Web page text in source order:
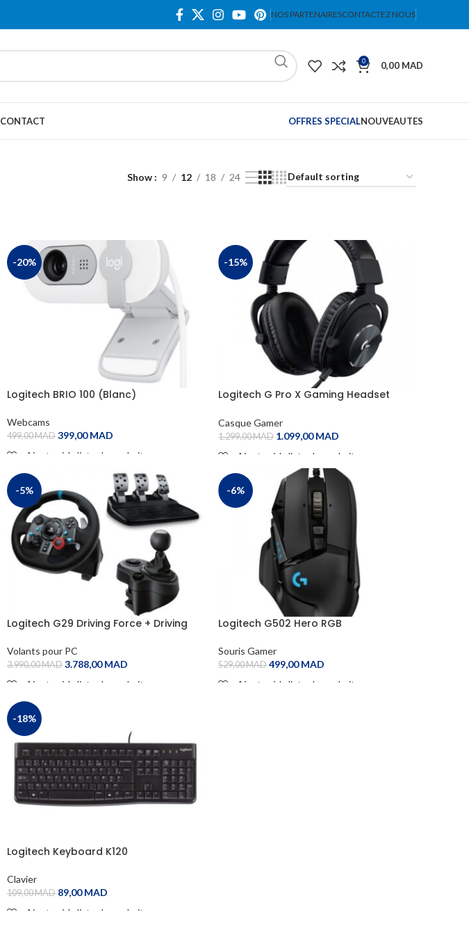
NOS PARTENAIRESCONTACTEZ NOUS
0 0,00 MAD
CONTACT OFFRES SPECIALNOUVEAUTES
Show 9 12 18 24
-20%
Logitech BRIO 100 (Blanc)
Webcams
499,00MAD 399,00MAD
Ajouter à la liste de souhaits
ADD TO CART
-15%
Logitech G Pro X Gaming Headset
Casque Gamer
1.299,00MAD 1.099,00MAD
Ajouter à la liste de souhaits
ADD TO CART
-5%
Logitech G29 Driving Force + Driving
Volants pour PC
3.990,00MAD 3.788,00MAD
Ajouter à la liste de souhaits
ADD TO CART
-6%
Logitech G502 Hero RGB
Souris Gamer
529,00MAD 499,00MAD
Ajouter à la liste de souhaits
-18%
Logitech Keyboard K120
Clavier
109,00MAD 89,00MAD
Ajouter à la liste de souhaits